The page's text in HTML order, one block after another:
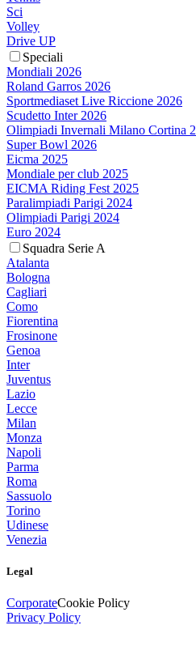
Sci
Volley
Drive UP
Speciali
Mondiali 2026
Roland Garros 2026
Sportmediaset Live Riccione 2026
Scudetto Inter 2026
Olimpiadi Invernali Milano Cortina
Super Bowl 2026
Eicma 2025
Mondiale per club 2025
EICMA Riding Fest 2025
Paralimpiadi Parigi 2024
Olimpiadi Parigi 2024
Euro 2024
Squadra Serie A
Atalanta
Bologna
Cagliari
Como
Fiorentina
Frosinone
Genoa
Inter
Juventus
Lazio
Lecce
Milan
Monza
Napoli
Parma
Roma
Sassuolo
Torino
Udinese
Venezia
Legal
CorporateCookie Policy
Privacy Policy